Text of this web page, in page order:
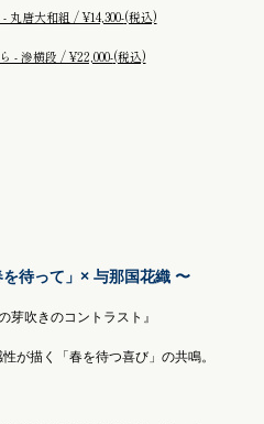
丸唐大和組 / ¥14,300-(税込)
- 滲横段 / ¥22,000-(税込)
待って」× 与那国花織 〜
芽吹きのコントラスト』
が描く「春を待つ喜び」の共鳴。